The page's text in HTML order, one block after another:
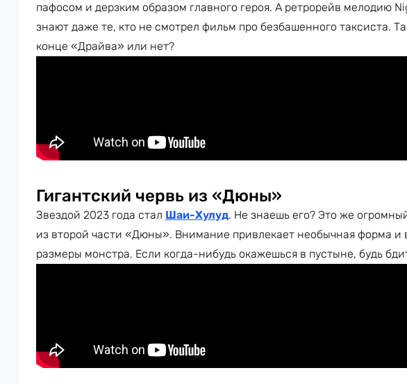
пафосом и дерзким образом главного героя. А ретрорейв мелодию
знают даже те, кто не смотрел фильм про безбашенного таксиста.
конце «Драйва» или нет?
Гигантский червь из «Дюны»
Звездой 2023 года стал Шаи-Хулуд. Не знаешь его? Это же
из второй части «Дюны». Внимание привлекает необычная форма и
размеры монстра. Если когда-нибудь окажешься в пустыне, будь